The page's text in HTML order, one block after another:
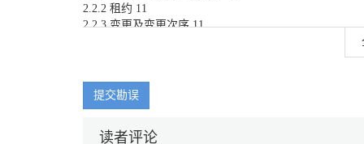
2.2.2 租约 11
2.2.3 变更及变更次序 11
2.3.3 GFS中多副本之间不具有原子性 15
2.4.2 文件数据的一致性 15
提交勘误
读者评论